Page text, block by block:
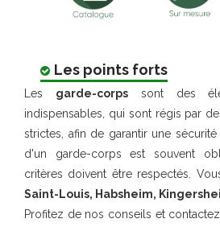
Les points forts
Les garde-corpssont des
indispensables, qui sont régis par
strictes, afin de garantir une
d'un garde-corps est souvent
critères doivent être respectés.
Saint-Louis, Habsheim,
Profitez de nos conseils et